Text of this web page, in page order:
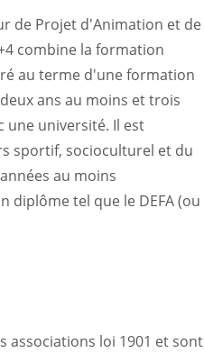
de Projet d'Animation et de
combine la formation
au terme d'une formation
ans au moins et trois
une université. Il est
sportif, socioculturel et du
au moins
tel que le DEFA (ou
associations loi 1901 et sont